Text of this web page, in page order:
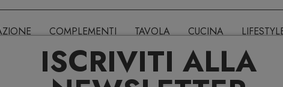
ISCRIVITI ALLA
COMPLEMENTI TAVOLA CUCINA